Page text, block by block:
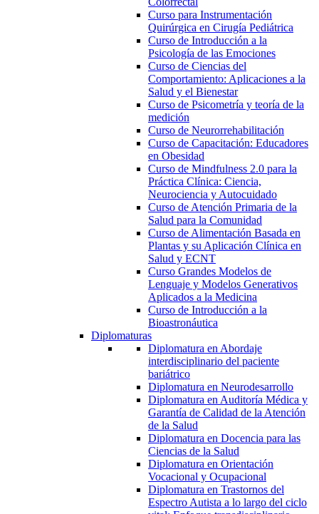
Curso para Instrumentación
Quirúrgica en Cirugía Pediátrica
Curso de Introducción a la
Psicología de las Emociones
Curso de Ciencias del
Comportamiento: Aplicaciones a la
Salud y el Bienestar
Curso de Psicometría y teoría de la
medición
Curso de Neurorrehabilitación
Curso de Capacitación: Educadores
en Obesidad
Curso de Mindfulness 2.0 para la
Práctica Clínica: Ciencia,
Neurociencia y Autocuidado
Curso de Atención Primaria de la
Salud para la Comunidad
Curso de Alimentación Basada en
Plantas y su Aplicación Clínica en
Salud y ECNT
Curso Grandes Modelos de
Lenguaje y Modelos Generativos
Aplicados a la Medicina
Curso de Introducción a la
Bioastronáutica
Diplomaturas
Diplomatura en Abordaje
interdisciplinario del paciente
bariátrico
Diplomatura en Neurodesarrollo
Diplomatura en Auditoría Médica y
Garantía de Calidad de la Atención
de la Salud
Diplomatura en Docencia para las
Ciencias de la Salud
Diplomatura en Orientación
Vocacional y Ocupacional
Diplomatura en Trastornos del
Espectro Autista a lo largo del ciclo